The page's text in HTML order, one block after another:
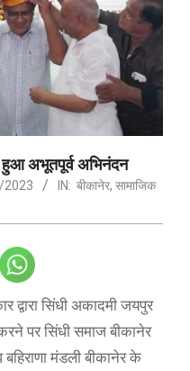
हुआ अभूतपूर्व अभिनंदन
IN: बीकानेर, सामाजिक
द्वारा सिंधी अकादमी जयपुर
पर सिंधी समाज बीकानेर
बहिराणा मंडली बीकानेर के